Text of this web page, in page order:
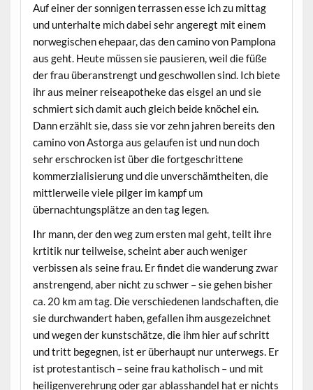
Auf einer der sonnigen terrassen esse ich zu mittag
und unterhalte mich dabei sehr angeregt mit einem
norwegischen ehepaar, das den camino von Pamplona
aus geht. Heute müssen sie pausieren, weil die füße
der frau überanstrengt und geschwollen sind. Ich biete
ihr aus meiner reiseapotheke das eisgel an und sie
schmiert sich damit auch gleich beide knöchel ein.
Dann erzählt sie, dass sie vor zehn jahren bereits den
camino von Astorga aus gelaufen ist und nun doch
sehr erschrocken ist über die fortgeschrittene
kommerzialisierung und die unverschämtheiten, die
mittlerweile viele pilger im kampf um
übernachtungsplätze an den tag legen.
Ihr mann, der den weg zum ersten mal geht, teilt ihre
krtitik nur teilweise, scheint aber auch weniger
verbissen als seine frau. Er findet die wanderung zwar
anstrengend, aber nicht zu schwer – sie gehen bisher
ca. 20 km am tag. Die verschiedenen landschaften, die
sie durchwandert haben, gefallen ihm ausgezeichnet
und wegen der kunstschätze, die ihm hier auf schritt
und tritt begegnen, ist er überhaupt nur unterwegs. Er
ist protestantisch – seine frau katholisch – und mit
heiligenverehrung oder gar ablasshandel hat er nichts